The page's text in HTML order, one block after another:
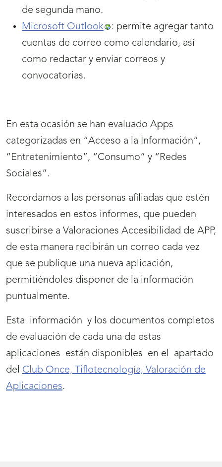
de segunda mano.
Microsoft Outlook
: permite agregar tanto
cuentas de correo como calendario, así
como redactar y enviar correos y
convocatorias.
En esta ocasión se han evaluado Apps
categorizadas en “Acceso a la Información”,
“Entretenimiento”, “Consumo” y “Redes
Sociales”.
Recordamos a las personas afiliadas que estén
interesados en estos informes, que pueden
suscribirse a Valoraciones Accesibilidad de APP,
de esta manera recibirán un correo cada vez
que se publique una nueva aplicación,
permitiéndoles disponer de la información
puntualmente.
Esta información y los documentos completos
de evaluación de cada una de estas
aplicaciones están disponibles en el apartado
del Club Once, Tiflotecnología, Valoración de
Aplicaciones.